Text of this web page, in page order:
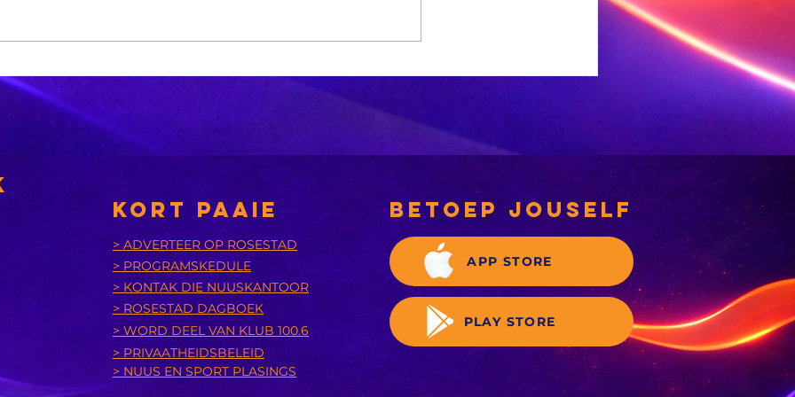
Xhariep kry
nuwe
munisipaliteit
burgemeesterskandidate
is deeglik gekeur’
betoep jouself
APP STORE
PLAY STORE
KORT PAAIE
> ADVERTEER OP ROSESTAD
> PROGRAMSKEDULE
> KONTAK DIE NUUSKANTOOR
> ROSESTAD DAGBOEK
> WORD DEEL VAN KLUB 100.6
> PRIVAATHEIDSBELEID
> NUUS EN SPORT PLASINGS